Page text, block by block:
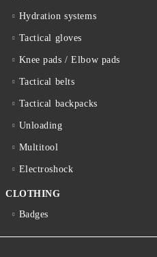
Hydration systems
Tactical gloves
Knee pads / Elbow pads
Tactical belts
Tactical backpacks
Unloading
Multitool
Electroshock
CLOTHING
Badges